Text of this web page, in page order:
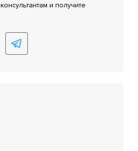
и получите